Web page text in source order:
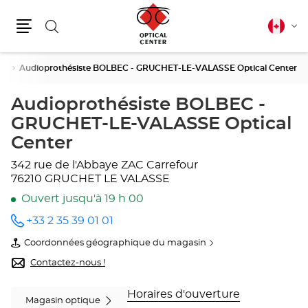
Rechercher
Français
Audioprothésiste BOLBEC - GRUCHET-LE-VALASSE Optical Center
Audioprothésiste BOLBEC -
GRUCHET-LE-VALASSE Optical
Center
342 rue de l'Abbaye ZAC Carrefour
76210 GRUCHET LE VALASSE
Ouvert jusqu'à 19 h 00
Appeler
le point
de vente
Audioprothésiste
BOLBEC
LE-
+33 2 35 39 01 01
Coordonnées géographique du magasin
du
point
de
BOLBEC
Contactez-nous !
Magasin optique
Horaires d'ouverture